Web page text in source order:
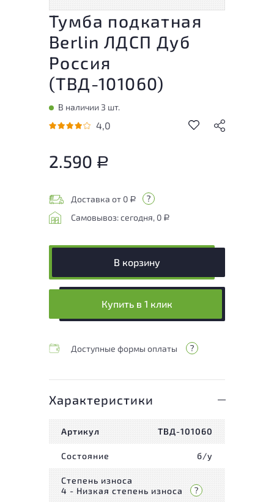
Тумба подкатная
Berlin ЛДСП Дуб
Россия
(ТВД-101060)
В наличии 3 шт.
4,0
2.590 Р
Доставка от 0 Р
Самовывоз: сегодня, 0 Р
В корзину
Купить в 1 клик
Доступные формы оплаты
Характеристики
Артикул ТВД-101060
Состояние б/у
Степень износа
4 - Низкая степень износа